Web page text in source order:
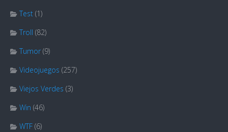
Test (1)
Troll (82)
Tumor (9)
Videojuegos (257)
Viejos Verdes (3)
Win (46)
WTF (6)